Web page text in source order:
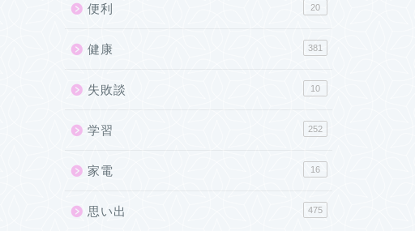
便利 20
健康 381
失敗談 10
学習 252
家電 16
思い出 475